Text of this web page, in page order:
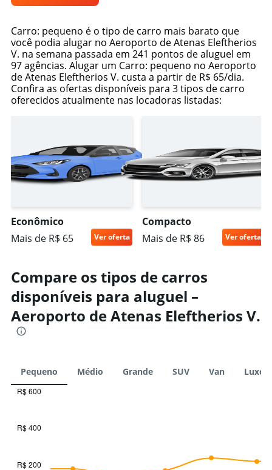
Carro: pequeno é o tipo de carro mais barato que
você podia alugar no Aeroporto de Atenas Eleftherios
V. na semana passada em 241 pontos de aluguel em
97 agências. Alugar um Carro: pequeno no Aeroporto
de Atenas Eleftherios V. custa a partir de R$ 65/dia.
Confira as ofertas disponíveis para 3 tipos de carro
oferecidos atualmente nas locadoras listadas:
Econômico
Mais de R$ 65
Ver oferta
Compacto
Mais de R$ 86
Ver oferta
Compare os tipos de carros
disponíveis para aluguel –
Aeroporto de Atenas Eleftherios V.
Pequeno Médio Grande SUV Van Luxo
with
R$ 200
R$ 400
R$ 600